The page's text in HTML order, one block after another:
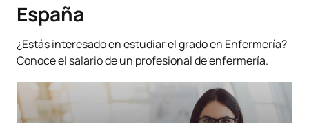
España
¿Estás interesado en estudiar el grado en Enfermería?
Conoce el salario de un profesional de enfermería.